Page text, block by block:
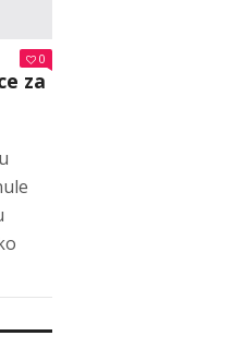
0
za